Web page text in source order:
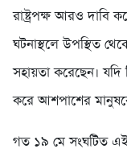
রাষ্ট্রপক্ষ আরও দাবি
ঘটনাস্থলে উপস্থিত
সহায়তা করেছেন।
করে আশপাশের
গত ১৯ মে সংঘটিত এই